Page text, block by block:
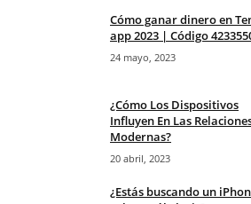
Cómo ganar dinero en
app 2023 | Código
24 mayo, 2023
¿Cómo Los Dispositivos
Influyen En Las
Modernas?
20 abril, 2023
¿Estás buscando un